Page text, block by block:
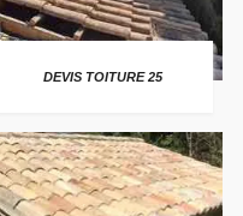
DEVIS TOITURE 25